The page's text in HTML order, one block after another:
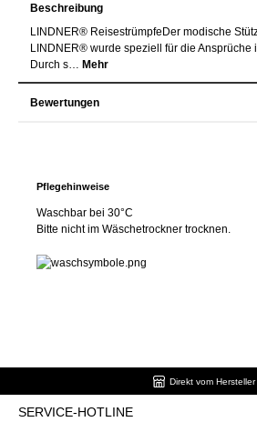
Beschreibung
LINDNER® ReisestrümpfeDer modische
LINDNER® wurde speziell für die Ansprüche
Durch s… Mehr
Bewertungen
Pflegehinweise
Waschbar bei 30°C
Bitte nicht im Wäschetrockner trocknen.
Direkt vom Hersteller
SERVICE-HOTLINE